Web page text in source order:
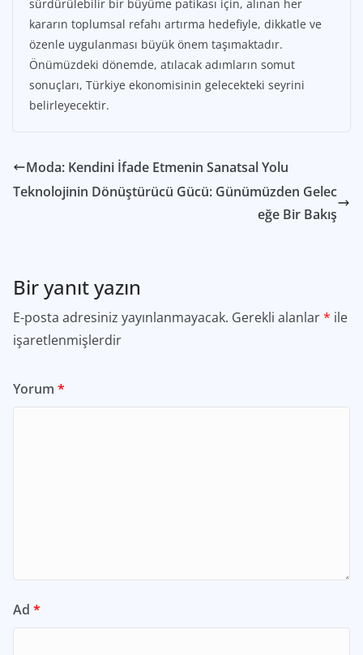
sürdürülebilir bir büyüme patikası için, alınan her
kararın toplumsal refahı artırma hedefiyle, dikkatle ve
özenle uygulanması büyük önem taşımaktadır.
Önümüzdeki dönemde, atılacak adımların somut
sonuçları, Türkiye ekonomisinin gelecekteki seyrini
belirleyecektir.
Moda: Kendini İfade Etmenin Sanatsal Yolu
Teknolojinin Dönüştürücü Gücü: Günümüzden Gelec
eğe Bir Bakış
Bir yanıt yazın
E-posta adresiniz yayınlanmayacak. Gerekli alanlar* ile
işaretlenmişlerdir
Yorum *
Ad *